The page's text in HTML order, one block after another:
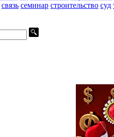
связь семинар строительство суд